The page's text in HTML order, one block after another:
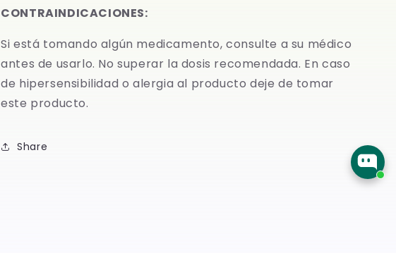
CONTRAINDICACIONES:
Si está tomando algún medicamento, consulte a su médico
antes de usarlo. No superar la dosis recomendada. En caso
de hipersensibilidad o alergia al producto deje de tomar
este producto.
Share